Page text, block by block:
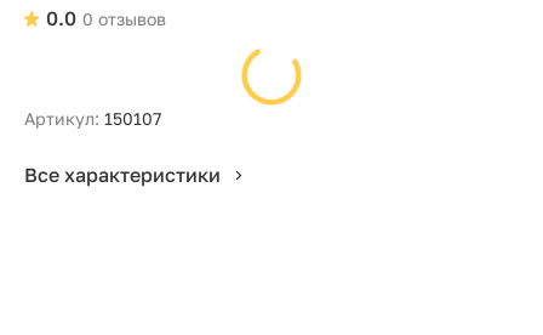
0 отзывов
0.0
Артикул: 150107
Все характеристики